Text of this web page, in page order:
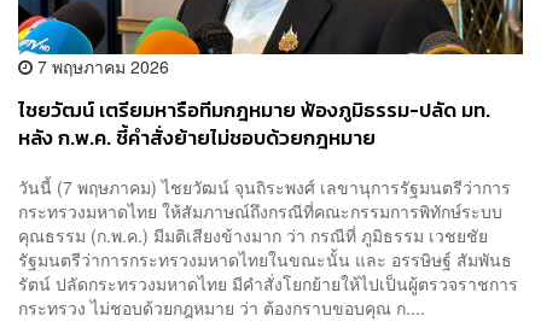
7 พฤษภาคม 2026
ไชยวัฒน์ เตรียมหารือทีมกฎหมาย ฟ้องภูมิธรรม-ปลัด มท.
หลัง ก.พ.ค. ชี้คำสั่งย้ายไม่ชอบด้วยกฎหมาย
วันนี้ (7 พฤษภาคม) ไชยวัฒน์ จุนถิระพงศ์ เลขานุการรัฐมนตรีว่าการ
กระทรวงมหาดไทย ให้สัมภาษณ์ถึงกรณีที่คณะกรรมการพิทักษ์ระบบ
คุณธรรม (ก.พ.ค.) มีมติเสียงข้างมาก ว่า กรณีที่ ภูมิธรรม เวชยชัย
รัฐมนตรีว่าการกระทรวงมหาดไทยในขณะนั้น และ อรรษิษฐ์ สัมพันธ
รัตน์ ปลัดกระทรวงมหาดไทย มีคำสั่งโยกย้ายให้ไปเป็นผู้ตรวจราชการ
กระทรวง ไม่ชอบด้วยกฎหมาย ว่า ต้องกราบขอบคุณ ก....